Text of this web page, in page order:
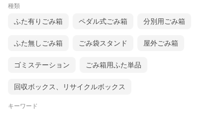
種類
ふた有りごみ箱 ペダル式ごみ箱 分別用ごみ箱
ふた無しごみ箱 ごみ袋スタンド 屋外ごみ箱
ゴミステーション ごみ箱用ふた単品
回収ボックス、リサイクルボックス
キーワード